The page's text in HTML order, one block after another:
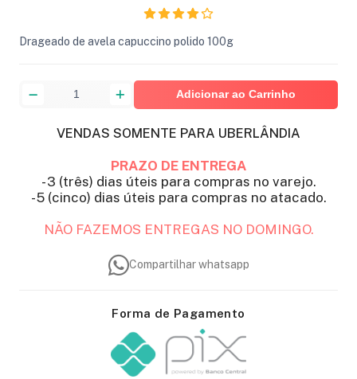
Drageado de avela capuccino polido 100g
Adicionar ao Carrinho
VENDAS SOMENTE PARA UBERLÂNDIA
PRAZO DE ENTREGA
- 3 (três) dias úteis para compras no varejo.
- 5 (cinco) dias úteis para compras no atacado.
NÃO FAZEMOS ENTREGAS NO DOMINGO.
Compartilhar whatsapp
Forma de Pagamento